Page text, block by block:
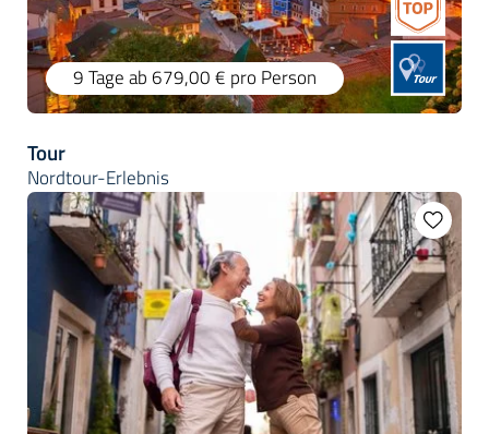
9 Tageab 679,00 € pro Person
Tour
Nordtour-Erlebnis